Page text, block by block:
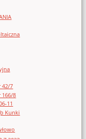
42/7
166/8
11
Kunki